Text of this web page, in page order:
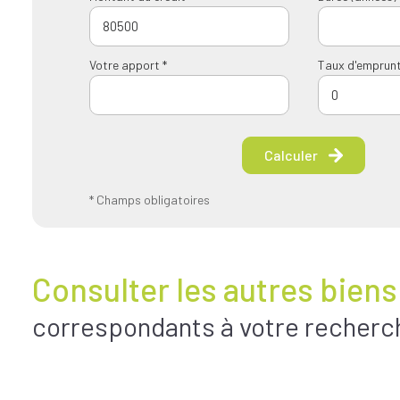
Votre apport * Taux
Calculer
* Champs obligatoires
Consulter les autres biens
correspondants à votre